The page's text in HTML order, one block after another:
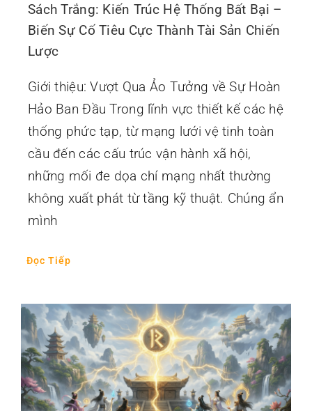
Sách Trắng: Kiến Trúc Hệ Thống Bất Bại –
Biến Sự Cố Tiêu Cực Thành Tài Sản Chiến
Lược
Giới thiệu: Vượt Qua Ảo Tưởng về Sự Hoàn
Hảo Ban Đầu Trong lĩnh vực thiết kế các hệ
thống phức tạp, từ mạng lưới vệ tinh toàn
cầu đến các cấu trúc vận hành xã hội,
những mối đe dọa chí mạng nhất thường
không xuất phát từ tầng kỹ thuật. Chúng ẩn
mình
Đọc Tiếp